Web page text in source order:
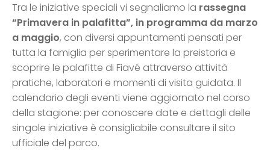
Tra le iniziative speciali vi segnaliamo la rassegna
“Primavera in palafitta”, in programma da marzo
a maggio, con diversi appuntamenti pensati per
tutta la famiglia per sperimentare la preistoria e
scoprire le palafitte di Fiavé attraverso attività
pratiche, laboratori e momenti di visita guidata. Il
calendario degli eventi viene aggiornato nel corso
della stagione: per conoscere date e dettagli delle
singole iniziative è consigliabile consultare il sito
ufficiale del parco.